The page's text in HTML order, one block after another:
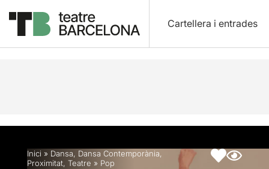
Cartellera i entrades
Descripció Fitxa artística Fotos i vídeos
Inici » Dansa, Dansa Contemporània,
Proximitat, Teatre » Pop